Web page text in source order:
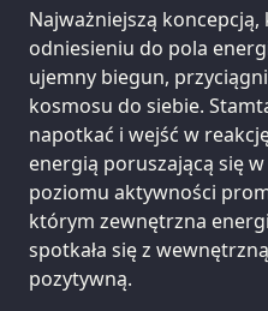
Najważniejszą
odniesieniu do pola
ujemny biegun,
kosmosu do siebie.
napotkać i wejść w
energią poruszającą się
poziomu aktywności
którym zewnętrzna
spotkała się z
pozytywną.